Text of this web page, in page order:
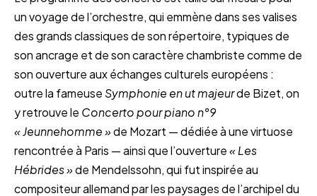
un voyage de l’orchestre, qui emmène dans ses valises
des grands classiques de son répertoire, typiques de
son ancrage et de son caractère chambriste comme de
son ouverture aux échanges culturels européens :
outre la fameuse Symphonie en ut majeurde Bizet, on
y retrouve le Concerto pour piano n°9
« Jeunnehomme »de Mozart — dédiée à une virtuose
rencontrée à Paris — ainsi que l’ouverture« Les
Hébrides »de Mendelssohn, qui fut inspirée au
compositeur allemand par les paysages de l’archipel du